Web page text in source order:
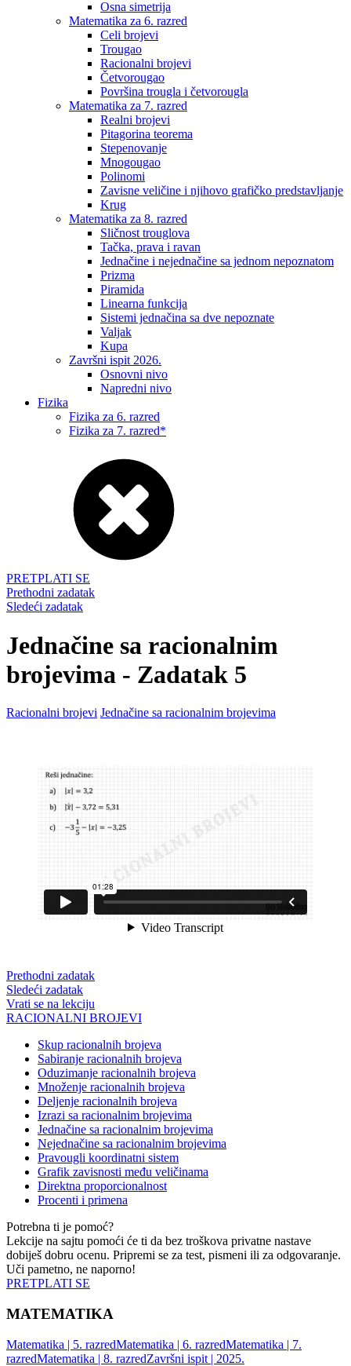
Osna simetrija
Matematika za 6. razred
Celi brojevi
Trougao
Racionalni brojevi
Četvorougao
Površina trougla i četvorougla
Matematika za 7. razred
Realni brojevi
Pitagorina teorema
Stepenovanje
Mnogougao
Polinomi
Zavisne veličine i njihovo grafičko predstavljanje
Krug
Matematika za 8. razred
Sličnost trouglova
Tačka, prava i ravan
Jednačine i nejednačine sa jednom nepoznatom
Prizma
Piramida
Linearna funkcija
Sistemi jednačina sa dve nepoznate
Valjak
Kupa
Završni ispit 2026.
Osnovni nivo
Napredni nivo
Fizika
Fizika za 6. razred
Fizika za 7. razred*
PRETPLATI SE
Prethodni zadatak
Sledeći zadatak
Jednačine sa racionalnim
brojevima - Zadatak 5
Racionalni brojevi Jednačine sa racionalnim brojevima
Prethodni zadatak
Sledeći zadatak
Vrati se na lekciju
RACIONALNI BROJEVI
Skup racionalnih brojeva
Sabiranje racionalnih brojeva
Oduzimanje racionalnih brojeva
Množenje racionalnih brojeva
Deljenje racionalnih brojeva
Izrazi sa racionalnim brojevima
Jednačine sa racionalnim brojevima
Nejednačine sa racionalnim brojevima
Pravougli koordinatni sistem
Grafik zavisnosti među veličinama
Direktna proporcionalnost
Procenti i primena
Potrebna ti je pomoć?
Lekcije na sajtu pomoći će ti da bez troškova privatne nastave
dobiješ dobru ocenu. Pripremi se za test, pismeni ili za odgovaranje.
Uči pametno, ne naporno!
PRETPLATI SE
MATEMATIKA
Matematika | 5. razredMatematika | 6. razredMatematika | 7.
razredMatematika | 8. razredZavršni ispit | 2025.